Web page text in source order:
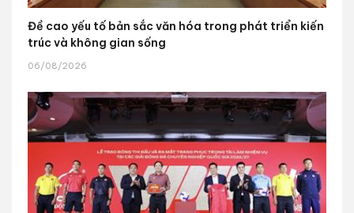
Đề cao yếu tố bản sắc văn hóa trong phát triển kiến
trúc và không gian sống
06/08/2026